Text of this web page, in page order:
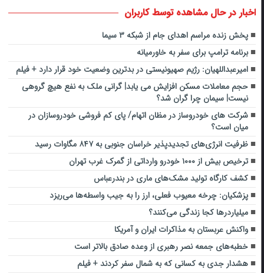
اخبار در حال مشاهده توسط کاربران
پخش زنده مراسم اهدای جام از شبکه ۳ سیما
برنامه ترامپ برای سفر به خاورمیانه
امیرعبداللهیان: رژیم صهیونیستی در بدترین وضعیت خود قرار دارد + فیلم
حجم معاملات مسکن افزایش می یابد| گرانی ملک به نفع هیچ گروهی
نیست| سیمان چرا گران شد؟
شرکت های خودروساز در مظان اتهام/ پای کم فروشی خودروسازان در
میان است؟
ظرفیت انرژی‌های تجدیدپذیر خراسان جنوبی به ۸۴۷ مگاوات رسید
ترخیص بیش از ۱۰۰۰ خودرو وارداتی از گمرک غرب تهران
کشف کارگاه تولید مشک‌های ماری در بندرعباس
پزشکیان: چرخه معیوب فعلی، ارز را به جیب واسطه‌ها می‌ریزد
میلیاردرها کجا زندگی می‌کنند؟
واکنش عربستان به مذاکرات ایران و آمریکا
خطبه‌های جمعه نصر رهبری از وعده صادق بالاتر است
هشدار جدی به کسانی که به شمال سفر کردند + فیلم